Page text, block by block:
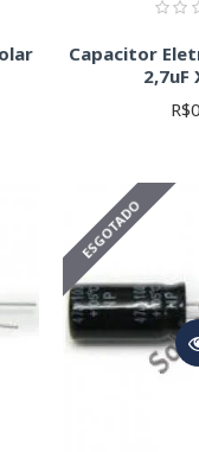
Capacitor
2,7uF
ESGOTADO